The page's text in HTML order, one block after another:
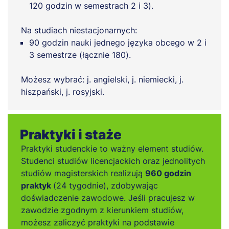
120 godzin w semestrach 2 i 3).
Na studiach niestacjonarnych:
90 godzin nauki jednego języka obcego w 2 i
3 semestrze (łącznie 180).
Możesz wybrać: j. angielski, j. niemiecki, j.
hiszpański, j. rosyjski.
Praktyki i staże
Praktyki studenckie to ważny element studiów.
Studenci studiów licencjackich oraz jednolitych
studiów magisterskich realizują 960 godzin
praktyk (24 tygodnie), zdobywając
doświadczenie zawodowe. Jeśli pracujesz w
zawodzie zgodnym z kierunkiem studiów,
możesz zaliczyć praktyki na podstawie